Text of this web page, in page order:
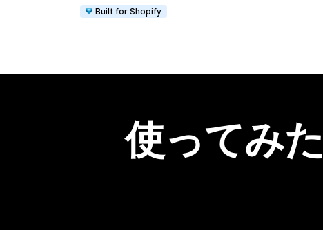
Built for Shopify
使ってみ